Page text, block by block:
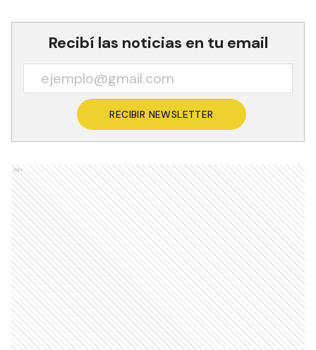
Recibí las noticias en tu email
RECIBIR NEWSLETTER
Ads